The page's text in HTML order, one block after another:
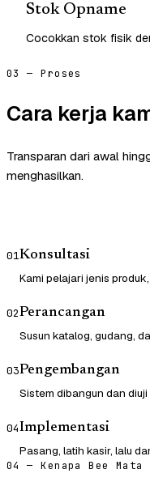
Stok Opname
Cocokkan stok fisik
03 — Proses
Cara kerja
Transparan dari awal
menghasilkan.
01Konsultasi
Kami pelajari jenis
02Perancangan
Susun katalog, gudang,
03Pengembangan
Sistem dibangun dan
04Implementasi
Pasang, latih kasir, lalu
04 — Kenapa Bee Mata